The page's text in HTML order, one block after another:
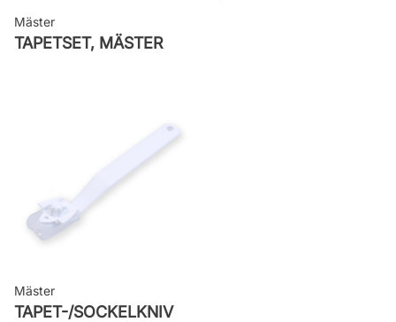
Mäster
TAPETSET, MÄSTER
Mäster
TAPET-/SOCKELKNIV